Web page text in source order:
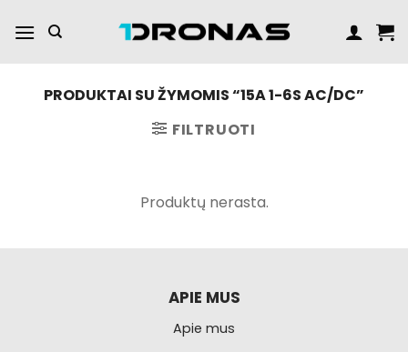
turinį
PRODUKTAI SU ŽYMOMIS “15A 1-6S AC/DC”
FILTRUOTI
Produktų nerasta.
APIE MUS
Apie mus